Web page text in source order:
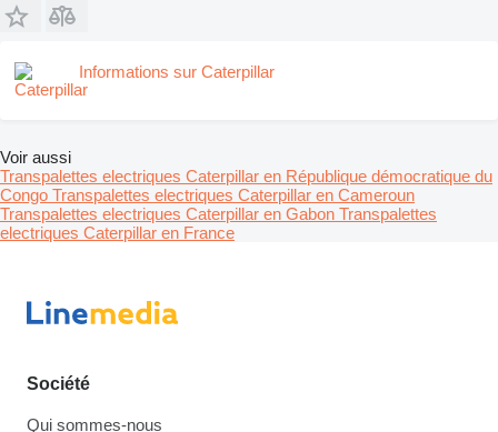
Informations sur Caterpillar
Voir aussi
Transpalettes electriques Caterpillar en République démocratique du
Congo Transpalettes electriques Caterpillar en Cameroun
Transpalettes electriques Caterpillar en Gabon Transpalettes
electriques Caterpillar en France
Société
Qui sommes-nous